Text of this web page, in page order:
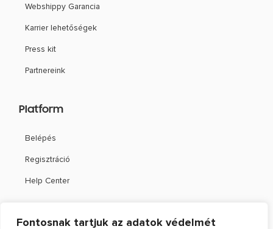
Fontosnak tartjuk az adatok védelmét
Webshippy Garancia
Karrier lehetőségek
Press kit
Partnereink
Platform
Belépés
Regisztráció
Help Center
Támogatás